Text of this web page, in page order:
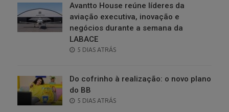
Avantto House reúne líderes da
aviação executiva, inovação e
negócios durante a semana da
LABACE
POSTED
5 DIAS ATRÁS
Do cofrinho à realização: o novo plano
do BB
POSTED
5 DIAS ATRÁS